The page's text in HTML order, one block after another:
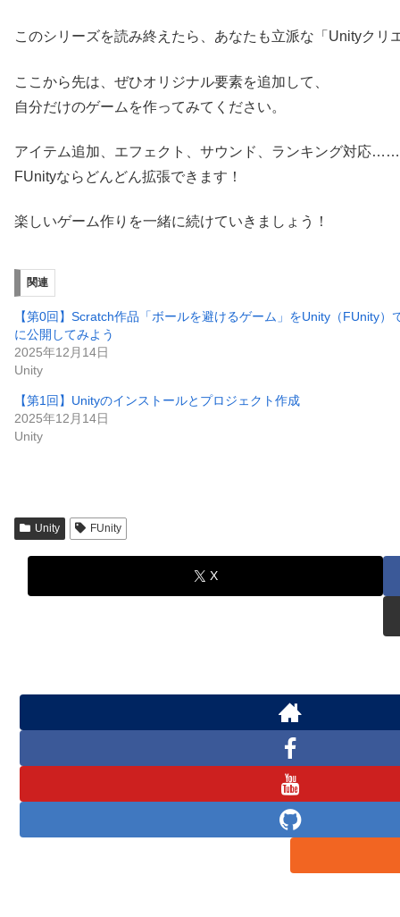
このシリーズを読み終えたら、あなたも立派な「Unityクリ
ここから先は、ぜひオリジナル要素を追加して、
自分だけのゲームを作ってみてください。
アイテム追加、エフェクト、サウンド、ランキング対応……
FUnityならどんどん拡張できます！
楽しいゲーム作りを一緒に続けていきましょう！
関連
【第0回】Scratch作品「ボールを避けるゲーム」をUnity（FUnity）
に公開してみよう
2025年12月14日
Unity
【第1回】Unityのインストールとプロジェクト作成
2025年12月14日
Unity
Unity FUnity
X